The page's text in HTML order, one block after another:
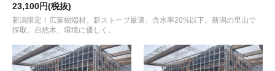
23,100円(税抜)
新潟限定！広葉樹端材、薪ストーブ最適。含水率20%以下。新潟の里山で
採取。自然木、環境に優しく。